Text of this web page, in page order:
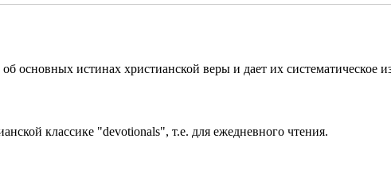
основных истинах христианской веры и дает их систематическое
классике "devotionals", т.е. для ежедневного чтения.